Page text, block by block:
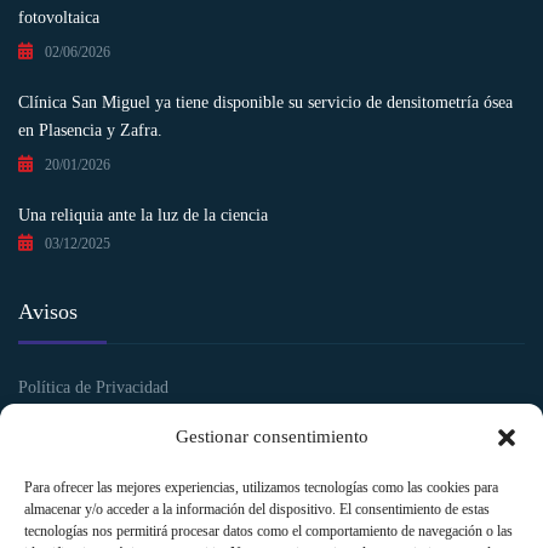
Gestionar consentimiento
Para ofrecer las mejores experiencias, utilizamos tecnologías como las cookies para
almacenar y/o acceder a la información del dispositivo. El consentimiento de estas
tecnologías nos permitirá procesar datos como el comportamiento de navegación o las
fotovoltaica
02/06/2026
Clínica San Miguel ya tiene disponible su servicio de densitometría ósea
en Plasencia y Zafra.
20/01/2026
Una reliquia ante la luz de la ciencia
03/12/2025
Avisos
Política de Privacidad